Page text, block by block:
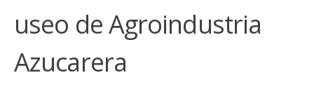
useo de Agroindustria
Azucarera